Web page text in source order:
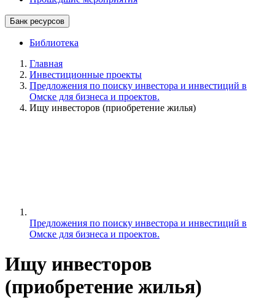
Банк ресурсов
Библиотека
Главная
Инвестиционные проекты
Предложения по поиску инвестора и инвестиций в
Омске для бизнеса и проектов.
Ищу инвесторов (приобретение жилья)
Предложения по поиску инвестора и инвестиций в
Омске для бизнеса и проектов.
Ищу инвесторов
(приобретение жилья)